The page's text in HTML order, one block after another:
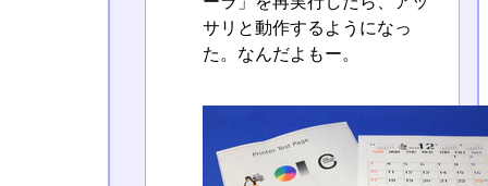
サリと動作するようになっ
た。なんだよもー。